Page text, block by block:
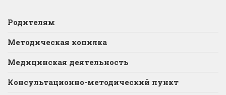
Родителям
Методическая копилка
Медицинская деятельность
Консультационно-методический пункт